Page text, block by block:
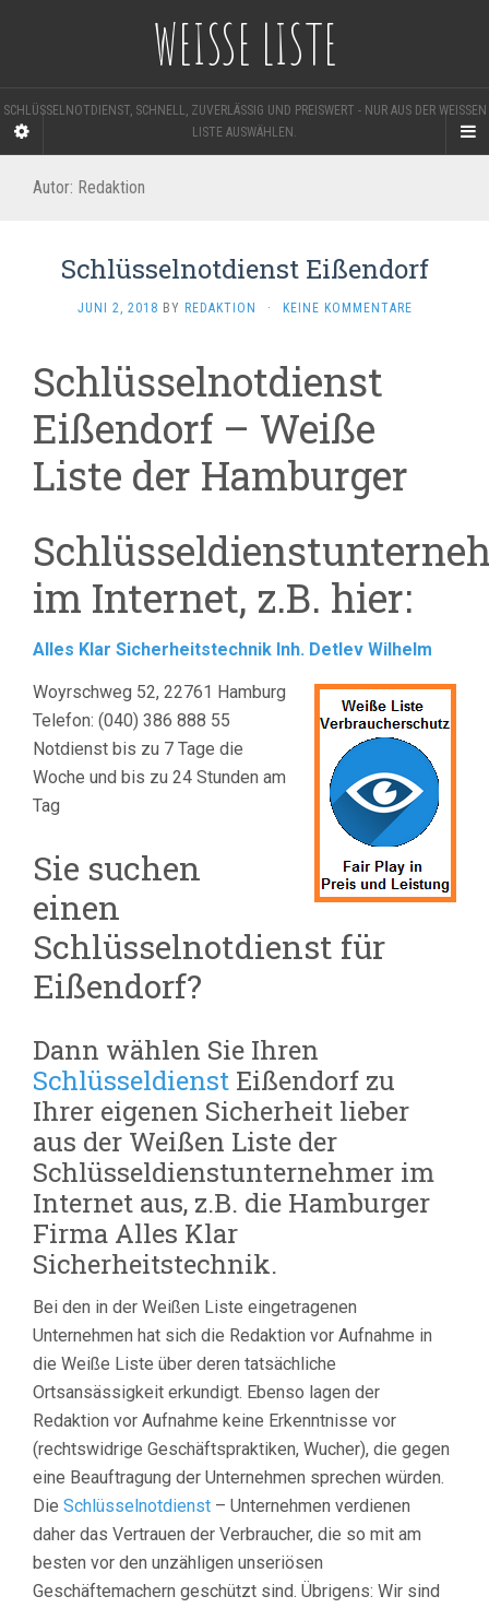
WEISSE LISTE
SCHLÜSSELNOTDIENST, SCHNELL, ZUVERLÄSSIG UND PREISWERT - NUR AUS DER WEISSEN L
ISTE AUSWÄHLEN.
Autor: Redaktion
Schlüsselnotdienst Eißendorf
JUNI 2, 2018 BY REDAKTION · KEINE KOMMENTARE
Schlüsselnotdienst
Eißendorf – Weiße
Liste der Hamburger
im Internet, z.B. hier:
Alles Klar Sicherheitstechnik Inh. Detlev Wilhelm
Woyrschweg 52, 22761 Hamburg
Telefon: (040) 386 888 55
Notdienst bis zu 7 Tage die
Woche und bis zu 24 Stunden am
Tag
Sie suchen
einen
Schlüsselnotdienst für
Eißendorf?
Dann wählen Sie Ihren
Schlüsseldienst Eißendorf zu
Ihrer eigenen Sicherheit lieber
aus der Weißen Liste der
Schlüsseldienstunternehmer im
Internet aus, z.B. die Hamburger
Firma Alles Klar
Sicherheitstechnik.
Bei den in der Weißen Liste eingetragenen
Unternehmen hat sich die Redaktion vor Aufnahme in
die Weiße Liste über deren tatsächliche
Ortsansässigkeit erkundigt. Ebenso lagen der
Redaktion vor Aufnahme keine Erkenntnisse vor
(rechtswidrige Geschäftspraktiken, Wucher), die gegen
eine Beauftragung der Unternehmen sprechen würden.
Die Schlüsselnotdienst – Unternehmen verdienen
daher das Vertrauen der Verbraucher, die so mit am
besten vor den unzähligen unseriösen
Geschäftemachern geschützt sind. Übrigens: Wir sind